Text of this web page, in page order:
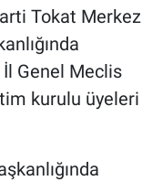
Tokat Merkez
Genel Meclis
kurulu üyeleri